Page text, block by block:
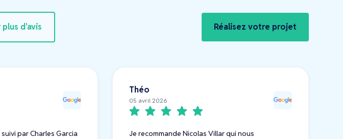
plus d'avis Réalisez votre projet
par Charles Garcia
Théo
05 avril 2026
Je recommande Nicolas Villar qui nous